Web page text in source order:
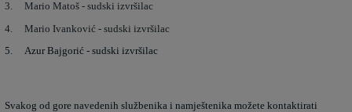
3. Mario Matoš - sudski izvršilac
4. Mario Ivanković - sudski izvršilac
5. Azur Bajgorić - sudski izvršilac
Svakog od gore navedenih službenika i namještenika možete kontaktirati